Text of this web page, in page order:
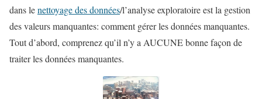
dans lenettoyage des données/l’analyse exploratoire est la gestion
des valeurs manquantes: comment gérer les données manquantes.
Tout d’abord, comprenez qu’il n’y a AUCUNE bonne façon de
traiter les données manquantes.